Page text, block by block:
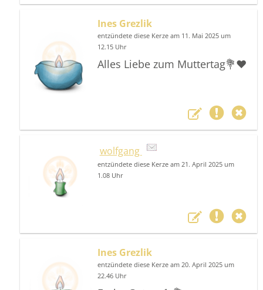
Ines Grezlik
entzündete diese Kerze am 11. Mai 2025 um
12.15 Uhr
Alles Liebe zum Muttertag💐❤️
wolfgang
entzündete diese Kerze am 21. April 2025 um
1.08 Uhr
Ines Grezlik
entzündete diese Kerze am 20. April 2025 um
22.46 Uhr